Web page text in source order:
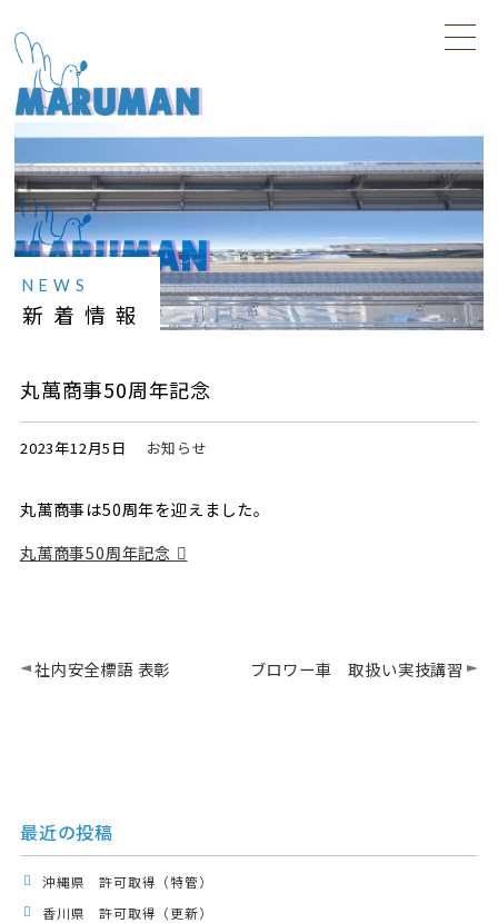
NEWS
新着情報
丸萬商事50周年記念
2023年12月5日 お知らせ
丸萬商事は50周年を迎えました。
丸萬商事50周年記念
社内安全標語 表彰 ブロワー車 取扱い実技講習
最近の投稿
沖縄県 許可取得（特管）
香川県 許可取得（更新）